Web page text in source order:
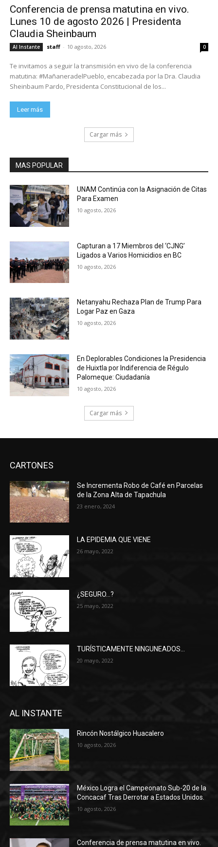
Conferencia de prensa matutina en vivo.
Lunes 10 de agosto 2026 | Presidenta
Claudia Sheinbaum
Al Instante staff - 10 agosto, 2026 0
Te invitamos a seguir la transmisión en vivo de la conferencia
matutina: #MañaneradelPueblo, encabezada por la Dra. Claudia
Sheinbaum Pardo, Presidenta Constitucional de los...
Leer más
Cargar más
MAS POPULAR
UNAM Continúa con la Asignación de Citas
Para Examen
10 agosto, 2026
Capturan a 17 Miembros del ‘CJNG’
Ligados a Varios Homicidios en BC
10 agosto, 2026
Netanyahu Rechaza Plan de Trump Para
Logar Paz en Gaza
10 agosto, 2026
En Deplorables Condiciones la Presidencia
de Huixtla por Indiferencia de Régulo
Palomeque: Ciudadanía
10 agosto, 2026
Cargar más
CARTONES
Se Incrementa Robo de Café en Parcelas
de la Zona Alta de Tapachula
23 enero, 2024
LA EPIDEMIA QUE VIENE
26 mayo, 2022
¿SEGURO…?
25 mayo, 2022
TURÍSTICAMENTE NINGUNEADOS…
20 mayo, 2022
AL INSTANTE
Rincón Nostálgico Huacalero
10 agosto, 2026
México Logra el Campeonato Sub-20 de la
Concacaf Tras Derrotar a Estados Unidos.
10 agosto, 2026
Conferencia de prensa matutina en vivo.